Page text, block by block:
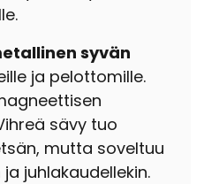
syvän
ja pelottomille.
sävy tuo
mutta soveltuu
juhlakaudellekin.